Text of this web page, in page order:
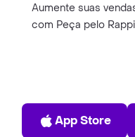
Aumente suas
com Peça pelo Rappi
App Store
App Store